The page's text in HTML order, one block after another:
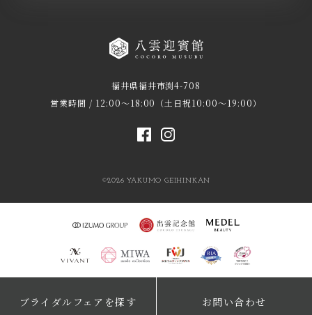
ブライダルフェアを探す お問い合わせ
福井県福井市渕4-708
営業時間 / 12:00～18:00（土日祝10:00～19:00）
©2026 YAKUMO GEIHINKAN